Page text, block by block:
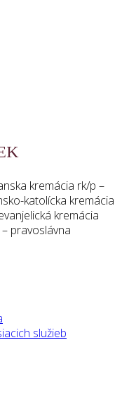
kremácia rk/p –
katolícka kremácia
kremácia
pravoslávna
služieb